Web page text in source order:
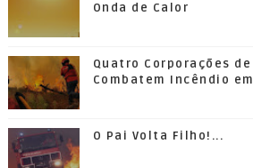
Onda de Calor
Quatro Corporações
Combatem Incêndio
O Pai Volta Filho!...